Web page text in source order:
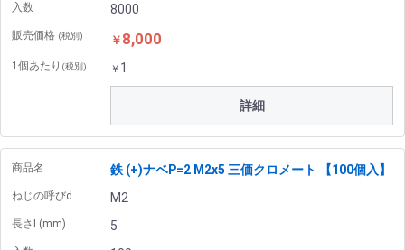
入数 8000
販売価格 (税別) ￥ 8,000
1個あたり (税別) ￥ 1
詳細
商品名 鉄 (+)ナベP=2 M2x5 三価クロメート 【100個入】
ねじの呼びd M2
長さL(mm) 5